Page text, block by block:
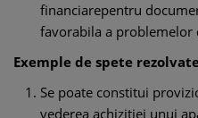
financiarepentru
favorabila a problemelor
Exemple de spete
Se poate constitui
vederea achizitiei unui